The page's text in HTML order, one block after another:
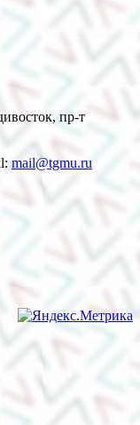
пр-т
mail@tgmu.ru